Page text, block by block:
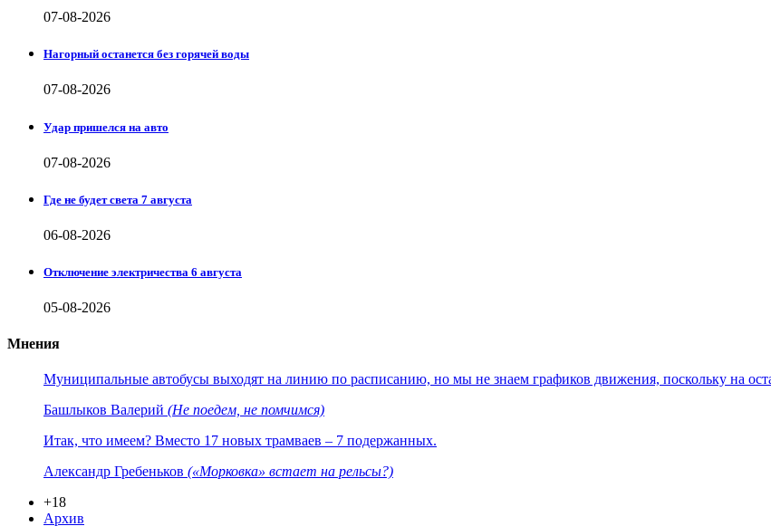
07-08-2026
Нагорный останется без горячей воды
07-08-2026
Удар пришелся на авто
07-08-2026
Где не будет света 7 августа
06-08-2026
Отключение электричества 6 августа
05-08-2026
Мнения
Муниципальные автобусы выходят на линию по расписанию, но мы не знаем графиков движения, поскольку на
Башлыков Валерий (Не поедем, не помчимся)
Итак, что имеем? Вместо 17 новых трамваев – 7 подержанных.
Александр Гребеньков («Морковка» встает на рельсы?)
+18
Архив